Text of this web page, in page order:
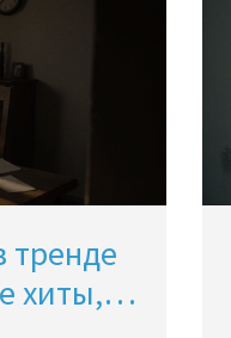
тренде
хиты,